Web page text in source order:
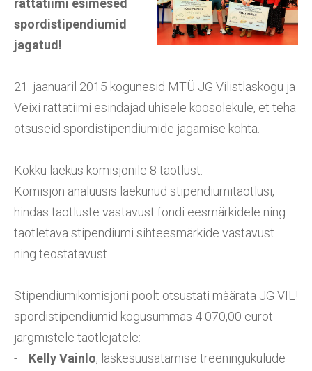
rattatiimi esimesed
spordistipendiumid
jagatud!
21. jaanuaril 2015 kogunesid MTÜ JG Vilistlaskogu ja
Veixi rattatiimi esindajad ühisele koosolekule, et teha
otsuseid spordistipendiumide jagamise kohta.
Kokku laekus komisjonile 8 taotlust.
Komisjon analüüsis laekunud stipendiumitaotlusi,
hindas taotluste vastavust fondi eesmärkidele ning
taotletava stipendiumi sihteesmärkide vastavust
ning teostatavust.
Stipendiumikomisjoni poolt otsustati määrata JG VIL!
spordistipendiumid kogusummas 4 070,00 eurot
järgmistele taotlejatele:
- Kelly Vainlo, laskesuusatamise treeningukulude